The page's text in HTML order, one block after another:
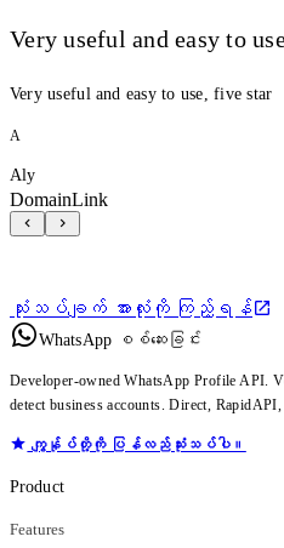
Very useful and easy to
Very useful and easy to use, five star
A
Aly
DomainLink
သုံးသပ်ချက် အားလုံးကို ကြည့်ရန်
WhatsApp စစ်ဆေးခြင်း
Developer-owned WhatsApp Profile API.
detect business accounts. Direct,
ကျွန်ုပ်တို့ကို ပြန်လည်သုံးသပ်ပါ။
Product
Features